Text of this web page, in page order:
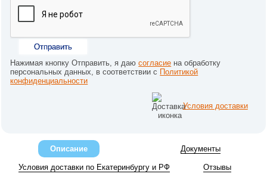
Отправить
Нажимая кнопку Отправить, я даюсогласие на обработку
персональных данных, в соответствии с Политикой
конфиденциальности
Условия доставки
Описание Документы
Условия доставки по Екатеринбургу и РФ Отзывы